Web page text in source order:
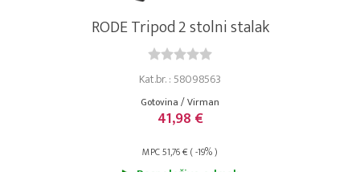
RODE Tripod 2 stolni stalak
Kat.br. : 58098563
Gotovina / Virman
41,98 €
MPC 51,76 € ( -19% )